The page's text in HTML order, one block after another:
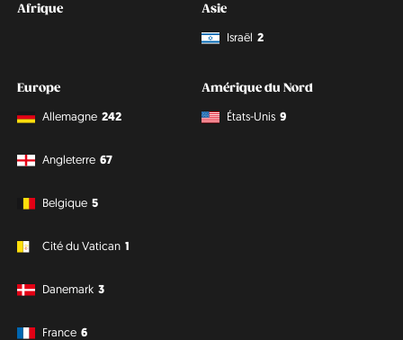
Afrique
Asie
Israël 2
Europe
Allemagne 242
Angleterre 67
Belgique 5
Cité du Vatican 1
Danemark 3
France 6
Amérique du Nord
États-Unis 9